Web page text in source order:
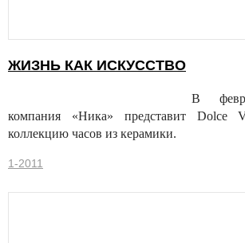
ЖИЗНЬ КАК ИСКУССТВО
В
компания «Ника» представит
коллекцию часов из керамики.
1-2011